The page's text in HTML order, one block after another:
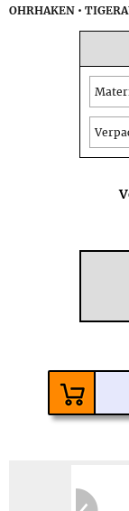
OHRHAKEN •